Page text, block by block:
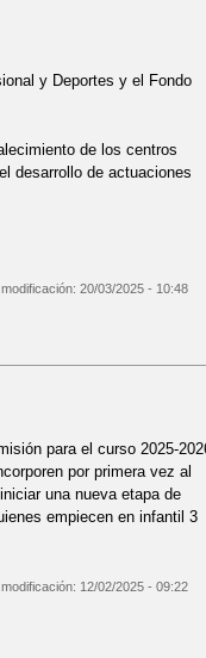
y Deportes y el Fondo
de los centros
desarrollo de actuaciones
20/03/2025 - 10:48
para el curso 2025-
por primera vez al
una nueva etapa de
empiecen en infantil 3
12/02/2025 - 09:22